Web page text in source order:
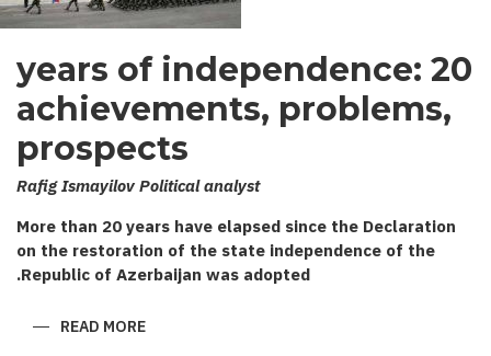
20 years of independence:
achievements, problems,
prospects
Rafig Ismayilov Political analyst
More than 20 years have elapsed since the Declaration
on the restoration of the state independence of the
Republic of Azerbaijan was adopted.
READ MORE
ABOUT